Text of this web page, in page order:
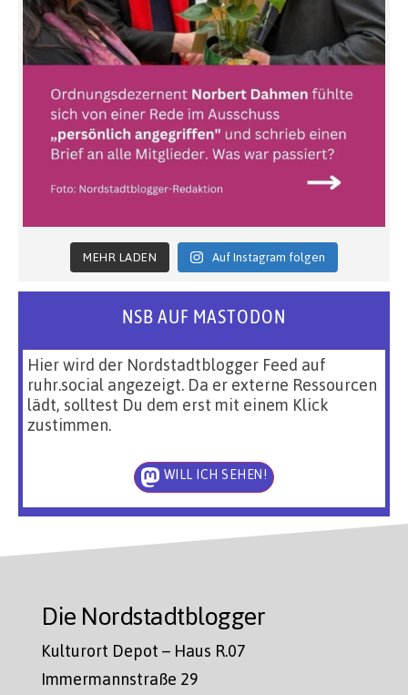
MEHR LADEN Auf Instagram folgen
NSB AUF MASTODON
Hier wird der Nordstadtblogger Feed auf
ruhr.social angezeigt. Da er externe Ressourcen
lädt, solltest Du dem erst mit einem Klick
zustimmen.
WILL ICH SEHEN!
Die Nordstadtblogger
Kulturort Depot – Haus R.07
Immermannstraße 29